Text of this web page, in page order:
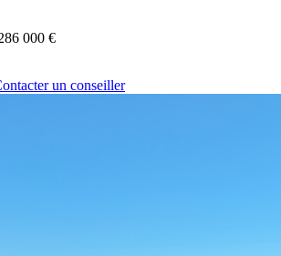
000 €
un conseiller